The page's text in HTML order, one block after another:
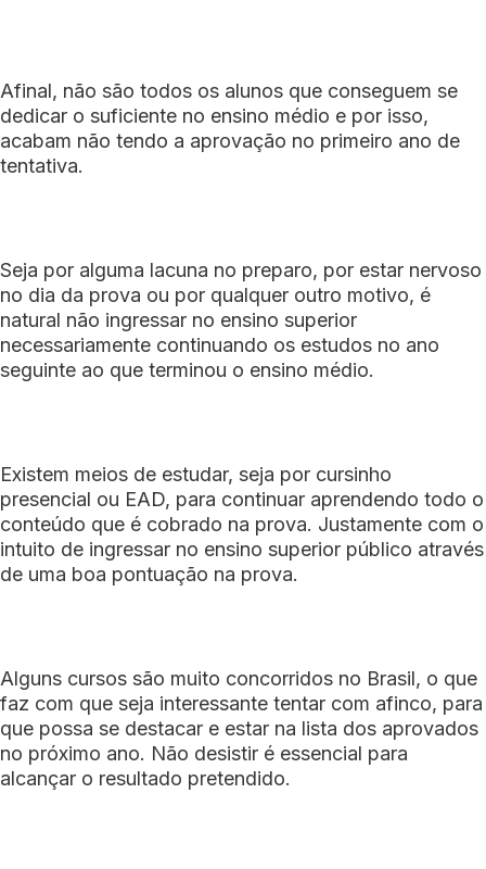
Afinal, não são todos os alunos que conseguem se
dedicar o suficiente no ensino médio e por isso,
acabam não tendo a aprovação no primeiro ano de
tentativa.
Seja por alguma lacuna no preparo, por estar nervoso
no dia da prova ou por qualquer outro motivo, é
natural não ingressar no ensino superior
necessariamente continuando os estudos no ano
seguinte ao que terminou o ensino médio.
Existem meios de estudar, seja por cursinho
presencial ou EAD, para continuar aprendendo todo o
conteúdo que é cobrado na prova. Justamente com o
intuito de ingressar no ensino superior público através
de uma boa pontuação na prova.
Alguns cursos são muito concorridos no Brasil, o que
faz com que seja interessante tentar com afinco, para
que possa se destacar e estar na lista dos aprovados
no próximo ano. Não desistir é essencial para
alcançar o resultado pretendido.